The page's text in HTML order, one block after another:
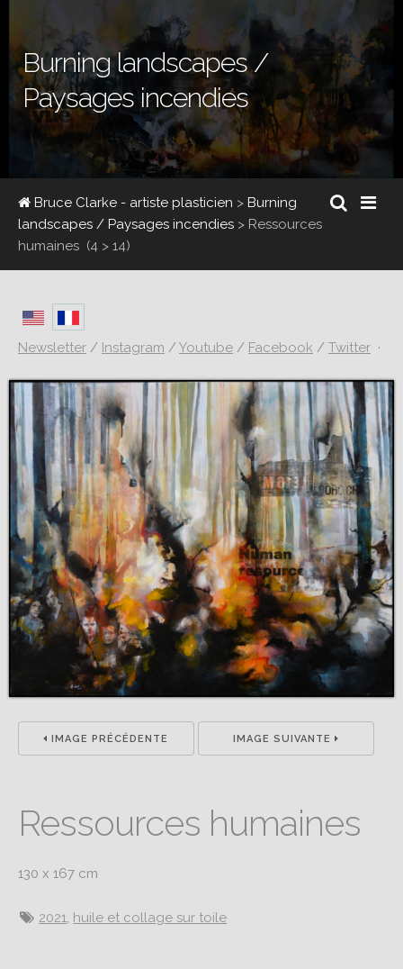
Burning landscapes /
Paysages incendies
Bruce Clarke - artiste plasticien > Burning
landscapes / Paysages incendies > Ressources
humaines (4 > 14)
Newsletter / Instagram /Youtube / Facebook / Twitter ·
IMAGE PRÉCÉDENTE IMAGE SUIVANTE
Ressources humaines
130 x 167 cm
2021, huile et collage sur toile